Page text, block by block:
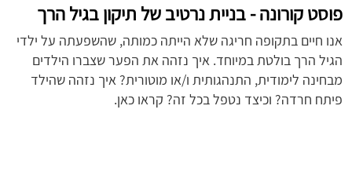
פוסט קורונה - בניית נרטיב של תיקון בגיל הרך
אנו חיים בתקופה חריגה שלא הייתה כמותה, שהשפעתה על ילדי
הגיל הרך בולטת במיוחד. איך נזהה את הפער שצברו הילדים
מבחינה לימודית, התנהגותית ו/או מוטורית? איך נזהה שהילד
פיתח חרדה? וכיצד נטפל בכל זה? קראו כאן.